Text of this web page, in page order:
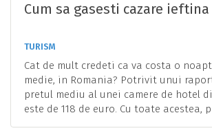
Cum sa gasesti cazare
TURISM
Cat de mult credeti ca va costa o
medie, in Romania? Potrivit unui
pretul mediu al unei camere de hotel
este de 118 de euro. Cu toate acestea,